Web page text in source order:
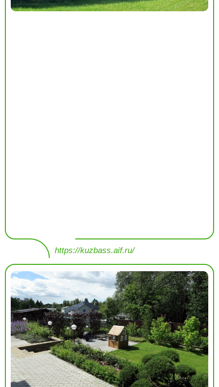
https://kuzbass.aif.ru/